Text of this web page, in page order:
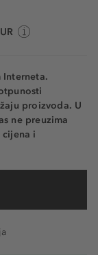
Interneta.
proizvoda. U
ne preuzima
i